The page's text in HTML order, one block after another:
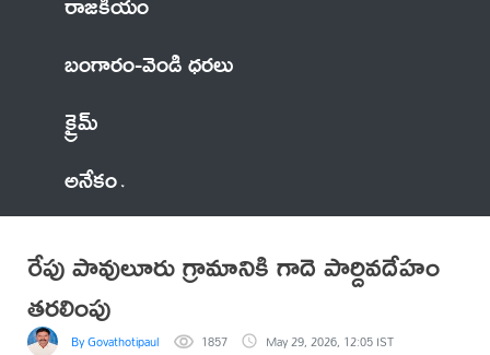
బంగారం-వెండి ధరలు
క్రైమ్
అనేకం
రేపు పావులూరు గ్రామానికి గాదె పార్దివదేహం
తరలింపు
By Govathotipaul 1857 May 29, 2026, 12:05 IST